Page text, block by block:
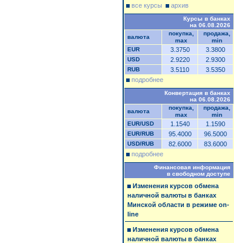
все курсы архив
Курсы в банках
на 06.08.2026
валюта
покупка,
max
продажа,
min
EUR
3.3750 3.3800
USD 2.9220 2.9300
RUB 3.5110
3.5350
подробнее
Конвертация в банках
на 06.08.2026
валюта
покупка,
max
продажа,
min
EUR/USD
1.1540 1.1590
EUR/RUB 95.4000 96.5000
USD/RUB 82.6000
83.6000
подробнее
Финансовая информация
в свободном доступе
Изменения курсов обмена
наличной валюты в банках
Минской области в режиме on-
line
Изменения курсов обмена
наличной валюты в банках